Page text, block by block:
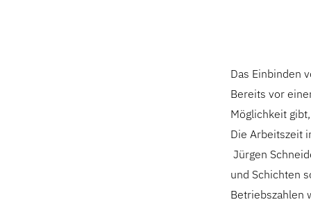
Das Einbinden
Bereits vor
Möglichkeit
Die Arbeitszeit
Jürgen
und Schichten
Betriebszahlen